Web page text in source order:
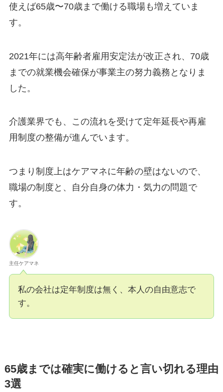
使えば65歳〜70歳まで働ける職場も増えていま
す。
2021年には高年齢者雇用安定法が改正され、70歳
までの就業機会確保が事業主の努力義務となりま
した。
介護業界でも、この流れを受けて定年延長や再雇
用制度の整備が進んでいます。
つまり制度上はケアマネに年齢の壁はないので、
職場の制度と、自分自身の体力・気力の問題で
す。
主任ケアマネ
私の会社は定年制度は無く、本人の自由意志で
す。
65歳までは確実に働けると言い切れる理由
3選